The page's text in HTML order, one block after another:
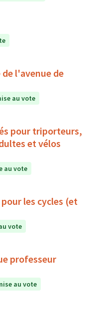
l'avenue de
au vote
pour triporteurs,
et vélos
au vote
les cycles (et
vote
professeur
au vote